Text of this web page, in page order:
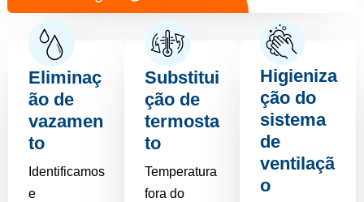
Eliminaç
ão de
vazamen
to
Identificamos
e
Substitui
ção de
termosta
to
Temperatura
fora do
Higieniza
ção do
sistema
de
ventilaçã
o